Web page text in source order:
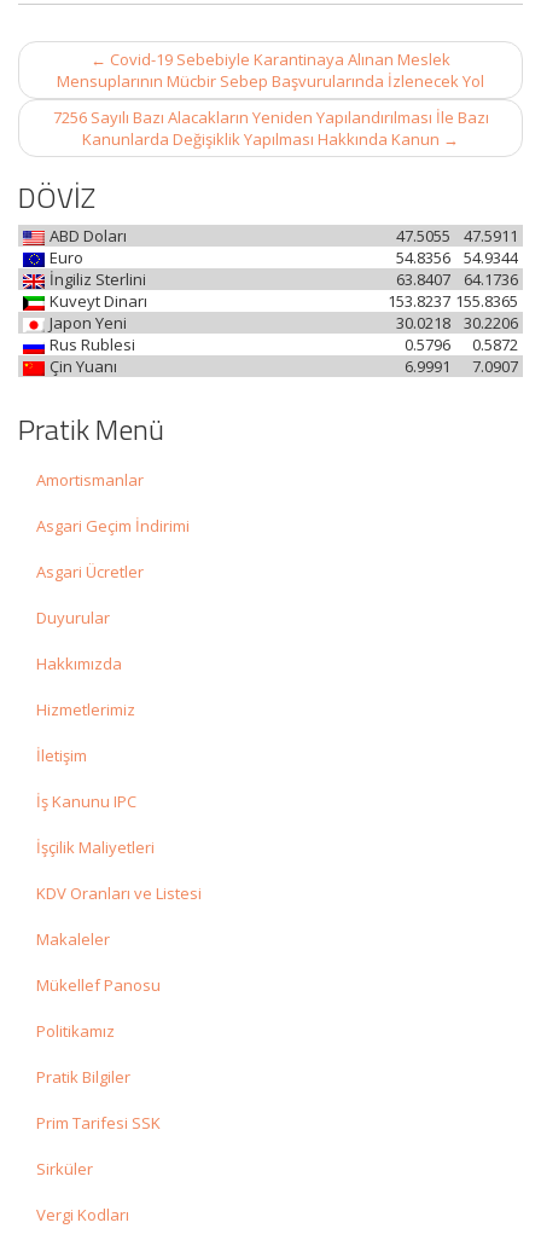
Post
navigation
← Covid-19 Sebebiyle Karantinaya Alınan Meslek
Mensuplarının Mücbir Sebep Başvurularında İzlenecek Yol
7256 Sayılı Bazı Alacakların Yeniden Yapılandırılması İle Bazı
Kanunlarda Değişiklik Yapılması Hakkında Kanun →
DÖVİZ
ABD Doları 47.5911
47.5055
Euro
54.9344
54.8356
İngiliz Sterlini
64.1736
63.8407
Kuveyt Dinarı
155.8365
153.8237
Japon Yeni
30.2206
30.0218
Rus Rublesi
0.5872
0.5796
Çin Yuanı
7.0907
6.9991
Pratik Menü
Amortismanlar
Asgari Geçim İndirimi
Asgari Ücretler
Duyurular
Hakkımızda
Hizmetlerimiz
İletişim
İş Kanunu IPC
İşçilik Maliyetleri
KDV Oranları ve Listesi
Makaleler
Mükellef Panosu
Politikamız
Pratik Bilgiler
Prim Tarifesi SSK
Sirküler
Vergi Kodları